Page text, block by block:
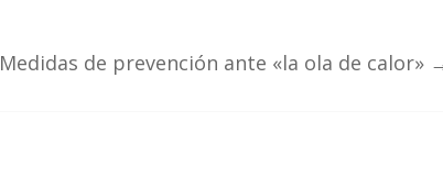
Medidas de prevención ante «la ola de calor»